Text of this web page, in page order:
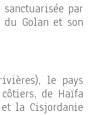
sanctuarisée par
Golan et son
le pays
de Haïfa
la Cisjordanie